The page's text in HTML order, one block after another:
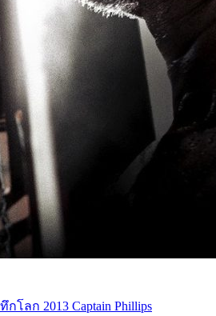
ลก 2013 Captain Phillips